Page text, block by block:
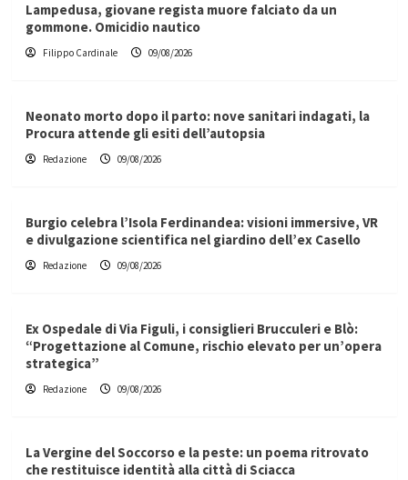
Lampedusa, giovane regista muore falciato da un
gommone. Omicidio nautico
Filippo Cardinale 09/08/2026
Neonato morto dopo il parto: nove sanitari indagati, la
Procura attende gli esiti dell’autopsia
Redazione 09/08/2026
Burgio celebra l’Isola Ferdinandea: visioni immersive, VR
e divulgazione scientifica nel giardino dell’ex Casello
Redazione 09/08/2026
Ex Ospedale di Via Figuli, i consiglieri Brucculeri e Blò:
“Progettazione al Comune, rischio elevato per un’opera
strategica”
Redazione 09/08/2026
La Vergine del Soccorso e la peste: un poema ritrovato
che restituisce identità alla città di Sciacca